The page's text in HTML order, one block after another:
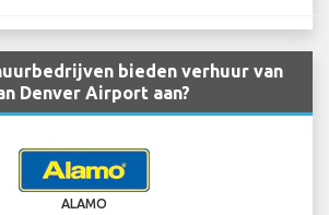
bieden verhuur van
Denver Airport aan?
ALAMO